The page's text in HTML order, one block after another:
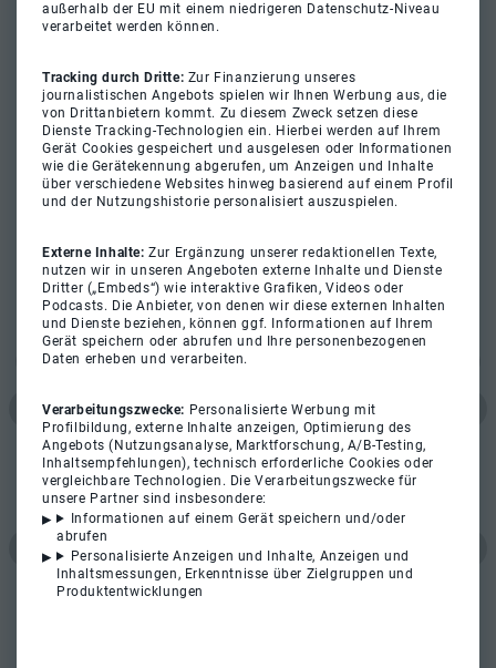
außerhalb der EU mit einem niedrigeren Datenschutz-Niveau
verarbeitet werden können.
Tracking durch Dritte: Zur Finanzierung unseres
journalistischen Angebots spielen wir Ihnen Werbung aus, die
von Drittanbietern kommt. Zu diesem Zweck setzen diese
Dienste Tracking-Technologien ein. Hierbei werden auf Ihrem
Gerät Cookies gespeichert und ausgelesen oder Informationen
wie die Gerätekennung abgerufen, um Anzeigen und Inhalte
über verschiedene Websites hinweg basierend auf einem Profil
und der Nutzungshistorie personalisiert auszuspielen.
Externe Inhalte:Zur Ergänzung unserer redaktionellen Texte,
nutzen wir in unseren Angeboten externe Inhalte und Dienste
Dritter („Embeds“) wie interaktive Grafiken, Videos oder
Podcasts. Die Anbieter, von denen wir diese externen Inhalten
und Dienste beziehen, können ggf. Informationen auf Ihrem
Gerät speichern oder abrufen und Ihre personenbezogenen
Daten erheben und verarbeiten.
Verarbeitungszwecke: Personalisierte Werbung mit
Profilbildung, externe Inhalte anzeigen, Optimierung des
Angebots (Nutzungsanalyse, Marktforschung, A/B-Testing,
Inhaltsempfehlungen), technisch erforderliche Cookies oder
vergleichbare Technologien. Die Verarbeitungszwecke für
unsere Partner sind insbesondere:
Informationen auf einem Gerät speichern und/oder
abrufen
Personalisierte Anzeigen und Inhalte, Anzeigen und
Inhaltsmessungen, Erkenntnisse über Zielgruppen und
Produktentwicklungen